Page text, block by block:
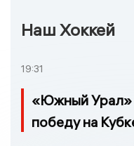
Наш Хоккей
19:31
«Южный Урал»
победу на